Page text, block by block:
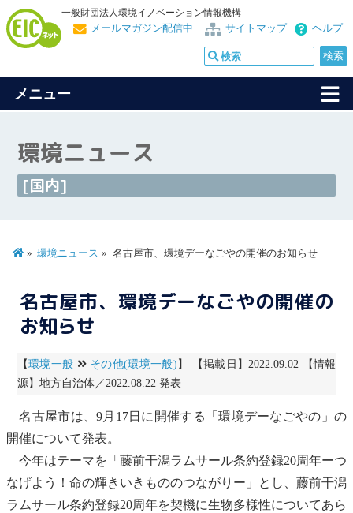
一般財団法人環境イノベーション情報機構
ヘルプ
サイトマップ
メールマガジン配信中
メニュー
環境ニュース
[国内]
環境ニュース 名古屋市、環境デーなごやの開催のお知らせ
名古屋市、環境デーなごやの開催の
お知らせ
【環境一般 その他(環境一般) 】 【掲載日】2022.09.02 【情報
源】地方自治体／2022.08.22 発表
名古屋市は、9月17日に開催する「環境デーなごやの」の
開催について発表。
今年はテーマを「 藤前干潟ラムサール条約登録20周年ーつ
なげよう！命の輝きいきもののつながりー」とし、 藤前干潟
ラムサール条約登録20周年を契機に生物多様性についてあら